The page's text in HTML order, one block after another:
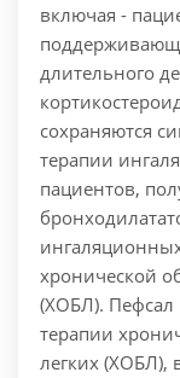
включая -
длительного
сохраняются
терапии
пациентов,
хронической
(ХОБЛ).
терапии
легких (ХОБЛ),